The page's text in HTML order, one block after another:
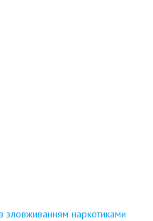
зловживанням наркотиками